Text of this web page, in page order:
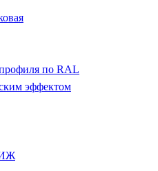
по RAL
эффектом